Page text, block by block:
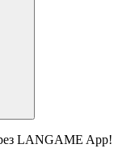
LANGAME App!